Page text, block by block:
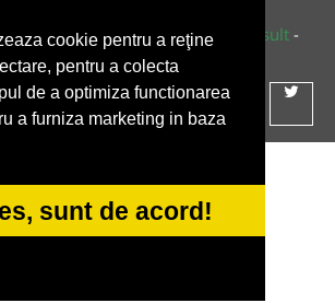
cookie pentru a reţine
pentru a colecta
de a optimiza functionarea
a furniza marketing in baza
sunt de acord!
byVilonMedia& Tokaido Consult -